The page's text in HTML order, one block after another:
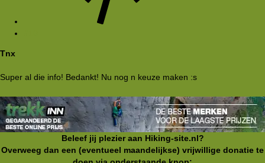
Tnx
Super al die info! Bedankt! Nu nog n keuze maken :s
Beleef jij plezier aan Hiking-site.nl?
Overweeg dan een (eventueel maandelijkse) vrijwillige donatie te